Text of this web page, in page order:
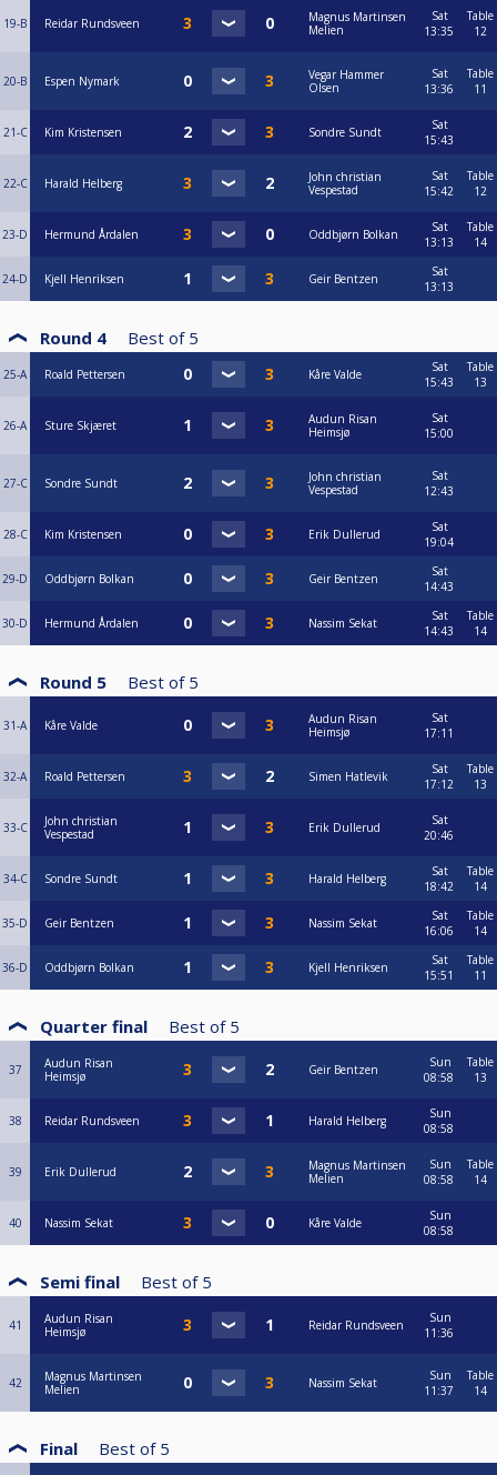
19-B Reidar Rundsveen
Magnus Martinsen
Melien
Sat
13:35
Table
12
20-B Espen Nymark
Vegar Hammer
Olsen
Sat
13:36
Table
11
21-C Kim Kristensen Sondre Sundt
Sat
15:43
22-C Harald Helberg
John christian
Vespestad
Sat
15:42
Table
12
23-D Hermund Årdalen Oddbjørn Bolkan
Sat
13:13
Table
14
24-D Kjell Henriksen Geir Bentzen
Sat
13:13
Round 4 Best of 5
25-A Roald Pettersen Kåre Valde
Sat
15:43
Table
13
26-A Sture Skjæret
Audun Risan
Heimsjø
Sat
15:00
27-C Sondre Sundt
John christian
Vespestad
Sat
12:43
28-C Kim Kristensen Erik Dullerud
Sat
19:04
29-D Oddbjørn Bolkan Geir Bentzen
Sat
14:43
30-D Hermund Årdalen Nassim Sekat
Sat
14:43
Table
14
Round 5 Best of 5
31-A Kåre Valde
Audun Risan
Heimsjø
Sat
17:11
32-A Roald Pettersen Simen Hatlevik
Sat
17:12
Table
13
33-C
John christian
Vespestad
Erik Dullerud
Sat
20:46
34-C Sondre Sundt Harald Helberg
Sat
18:42
Table
14
35-D Geir Bentzen Nassim Sekat
Sat
16:06
Table
14
36-D Oddbjørn Bolkan Kjell Henriksen
Sat
15:51
Table
11
Quarter final Best of 5
37
Audun Risan
Heimsjø
Geir Bentzen
Sun
08:58
Table
13
38 Reidar Rundsveen Harald Helberg
Sun
08:58
39 Erik Dullerud
Magnus Martinsen
Melien
Sun
08:58
Table
14
40 Nassim Sekat Kåre Valde
Sun
08:58
Semi final Best of 5
41
Audun Risan
Heimsjø
Reidar Rundsveen
Sun
11:36
42
Magnus Martinsen
Melien
Nassim Sekat
Sun
11:37
Table
14
Final Best of 5